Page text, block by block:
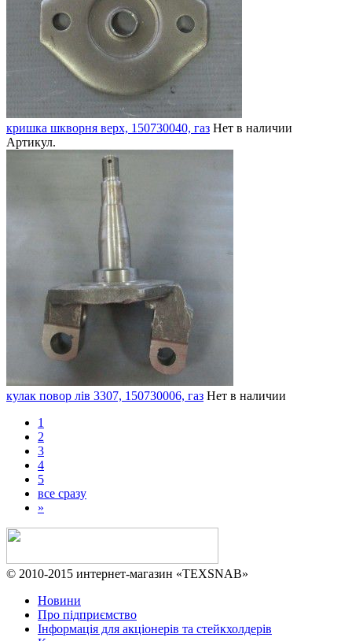
кришка шкворня верх, 150730040, газ Нет в наличии
Артикул.
кулак повор лів 3307, 150730006, газ Нет в наличии
1
2
3
4
5
все сразу
»
© 2010-2015 интернет-магазин «TEXSNAB»
Новини
Про підприємство
Інформація для акціонерів та стейкхолдерів